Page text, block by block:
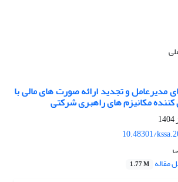
مدیرعامل و تجدید ارائه صورت های مالی با
مکانیزم های راهبری شرکتی
10.48301/
مقاله 1.77 M